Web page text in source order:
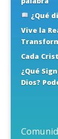
¿Qué
Vive la
Cada
¿Qué
Dios?